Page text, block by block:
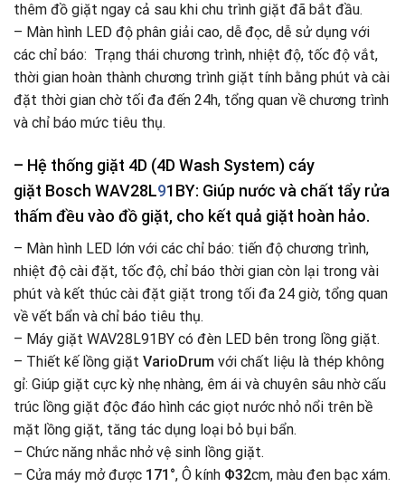
thêm đồ giặt ngay cả sau khi chu trình giặt đã bắt đầu.
– Màn hình LED độ phân giải cao, dễ đọc, dễ sử dụng với
các chỉ báo: Trạng thái chương trình, nhiệt độ, tốc độ vắt,
thời gian hoàn thành chương trình giặt tính bằng phút và cài
đặt thời gian chờ tối đa đến 24h, tổng quan về chương trình
và chỉ báo mức tiêu thụ.
– Hệ thống giặt 4D (4D Wash System) cáy
giặt Bosch WAV28L91BY: Giúp nước và chất tẩy rửa
thấm đều vào đồ giặt, cho kết quả giặt hoàn hảo.
– Màn hình LED lớn với các chỉ báo: tiến độ chương trình,
nhiệt độ cài đặt, tốc độ, chỉ báo thời gian còn lại trong vài
phút và kết thúc cài đặt giặt trong tối đa 24 giờ, tổng quan
về vết bẩn và chỉ báo tiêu thụ.
– Máy giặt WAV28L91BY có đèn LED bên trong lồng giặt.
– Thiết kế lồng giặt VarioDrum với chất liệu là thép không
gỉ: Giúp giặt cực kỳ nhẹ nhàng, êm ái và chuyên sâu nhờ cấu
trúc lồng giặt độc đáo hình các giọt nước nhỏ nổi trên bề
mặt lồng giặt, tăng tác dụng loại bỏ bụi bẩn.
– Chức năng nhắc nhở vệ sinh lồng giặt.
– Cửa máy mở được 171°, Ô kính Φ32cm, màu đen bạc xám.